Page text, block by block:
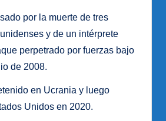
por la muerte de tres
y de un intérprete
perpetrado por fuerzas bajo
de 2008.
en Ucrania y luego
Unidos en 2020.